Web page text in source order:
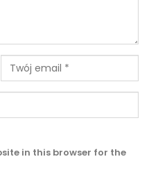
in this browser for the